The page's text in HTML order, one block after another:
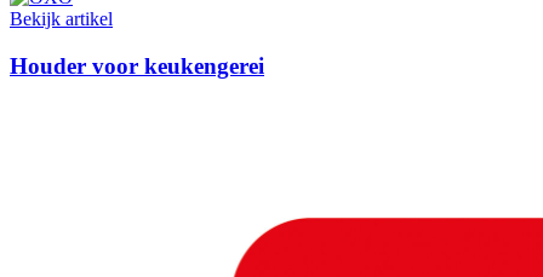
Bekijk artikel
Houder voor keukengerei